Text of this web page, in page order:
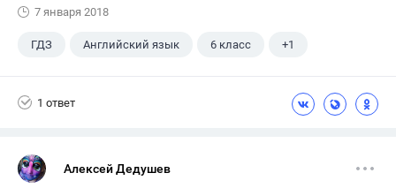
7 января 2018
ГДЗ Английский язык 6 класс +1
1 ответ
Алексей Дедушев